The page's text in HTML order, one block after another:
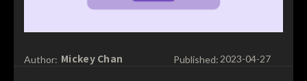
Author: Mickey Chan Published:2023-04-27